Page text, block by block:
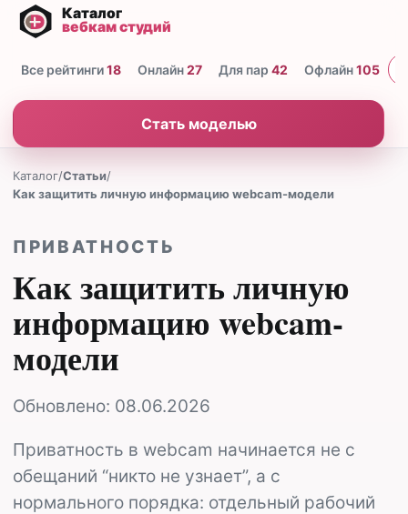
Все рейтинги18 Онлайн27 Для пар 42 Офлайн105
Стать моделью
Каталог/Статьи/
Как защитить личную информацию webcam-модели
ПРИВАТНОСТЬ
Как защитить личную
информацию webcam-
модели
Обновлено: 08.06.2026
Приватность в webcam начинается не с
обещаний “никто не узнает”, а с
нормального порядка: отдельный рабочий